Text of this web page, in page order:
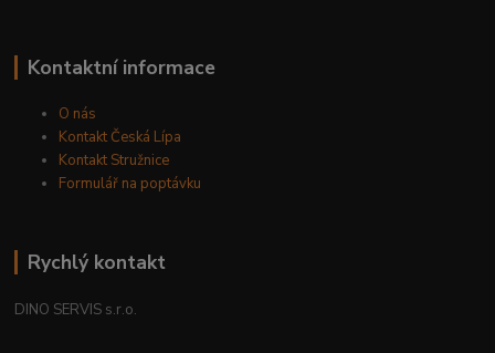
Kontaktní informace
O nás
Kontakt Česká Lípa
Kontakt Stružnice
Formulář na poptávku
Rychlý kontakt
DINO SERVIS s.r.o.